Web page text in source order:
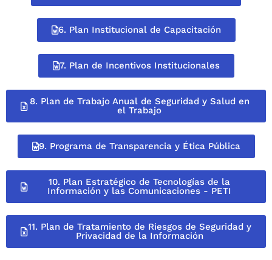
6. Plan Institucional de Capacitación
7. Plan de Incentivos Institucionales
8. Plan de Trabajo Anual de Seguridad y Salud en
el Trabajo
9. Programa de Transparencia y Ética Pública
10. Plan Estratégico de Tecnologías de la
Información y las Comunicaciones - PETI
11. Plan de Tratamiento de Riesgos de Seguridad y
Privacidad de la Información